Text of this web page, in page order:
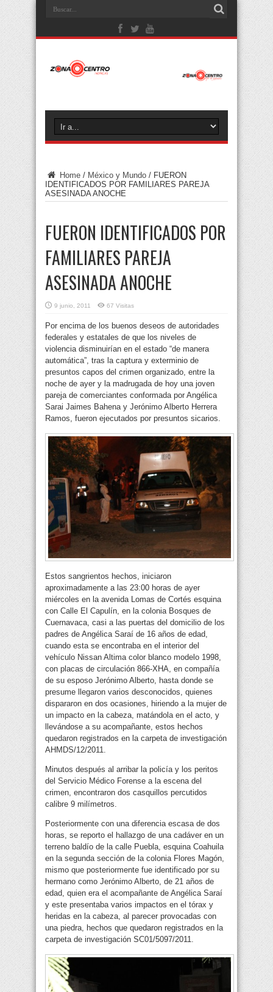
Home / México y Mundo / FUERON
IDENTIFICADOS POR FAMILIARES PAREJA
ASESINADA ANOCHE
FUERON IDENTIFICADOS POR
FAMILIARES PAREJA
ASESINADA ANOCHE
9 junio, 2011 67 Visitas
Por encima de los buenos deseos de autoridades
federales y estatales de que los niveles de
violencia disminuirían en el estado “de manera
automática”, tras la captura y exterminio de
presuntos capos del crimen organizado, entre la
noche de ayer y la madrugada de hoy una joven
pareja de comerciantes conformada por Angélica
Sarai Jaimes Bahena y Jerónimo Alberto Herrera
Ramos, fueron ejecutados por presuntos sicarios.
Estos sangrientos hechos, iniciaron
aproximadamente a las 23:00 horas de ayer
miércoles en la avenida Lomas de Cortés esquina
con Calle El Capulín, en la colonia Bosques de
Cuernavaca, casi a las puertas del domicilio de los
padres de Angélica Saraí de 16 años de edad,
cuando esta se encontraba en el interior del
vehículo Nissan Altima color blanco modelo 1998,
con placas de circulación 866-XHA, en compañía
de su esposo Jerónimo Alberto, hasta donde se
presume llegaron varios desconocidos, quienes
dispararon en dos ocasiones, hiriendo a la mujer de
un impacto en la cabeza, matándola en el acto, y
llevándose a su acompañante, estos hechos
quedaron registrados en la carpeta de investigación
AHMDS/12/2011.
Minutos después al arribar la policía y los peritos
del Servicio Médico Forense a la escena del
crimen, encontraron dos casquillos percutidos
calibre 9 milímetros.
Posteriormente con una diferencia escasa de dos
horas, se reporto el hallazgo de una cadáver en un
terreno baldío de la calle Puebla, esquina Coahuila
en la segunda sección de la colonia Flores Magón,
mismo que posteriormente fue identificado por su
hermano como Jerónimo Alberto, de 21 años de
edad, quien era el acompañante de Angélica Saraí
y este presentaba varios impactos en el tórax y
heridas en la cabeza, al parecer provocadas con
una piedra, hechos que quedaron registrados en la
carpeta de investigación SC01/5097/2011.